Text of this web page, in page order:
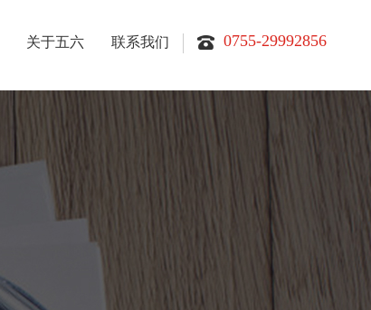
关于五六 联系我们 0755-29992856